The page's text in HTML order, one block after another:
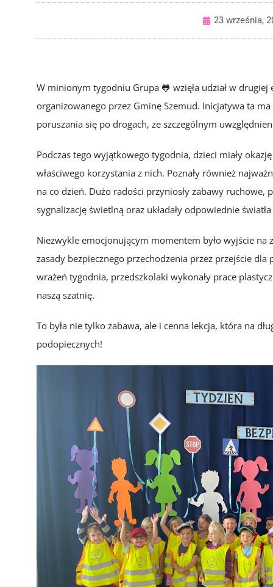
23 września,
W minionym tygodniu Grupa 🐸 wzięła udział w drugiej
organizowanego przez Gminę Szemud. Inicjatywa ta
poruszania się po drogach, ze szczególnym
Podczas tego wyjątkowego tygodnia, dzieci miały
właściwego korzystania z nich. Poznały również
na co dzień. Dużo radości przyniosły zabawy ruchowe,
sygnalizację świetlną oraz układały odpowiednie
Niezwykle emocjonującym momentem było wyjście na
zasady bezpiecznego przechodzenia przez przejście dla
wrażeń tygodnia, przedszkolaki wykonały prace
naszą szatnię.
To była nie tylko zabawa, ale i cenna lekcja, która na
podopiecznych!